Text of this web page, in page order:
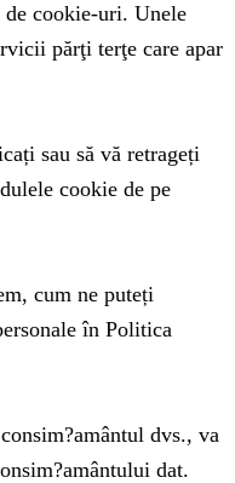
cookie-uri. Unele
părţi terţe care apar
sau să vă retrageți
cookie de pe
cum ne puteți
în Politica
dvs., va
dat.